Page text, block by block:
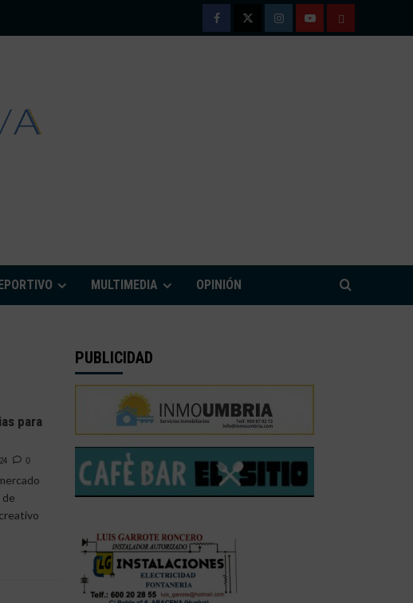
FacebookTwitterInstagramYoutubeTÉRMINOS
MULTIMEDIA OPINIÓN
para
0
PUBLICIDAD